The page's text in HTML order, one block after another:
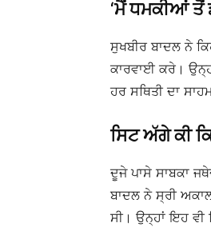
‘ਮੈਂ ਧਮਕੀਆਂ ਤੋਂ
ਸੁਖਬੀਰ ਬਾਦਲ ਨੇ
ਕਾਰਵਾਈ ਕਰੇ।
ਹਰ ਸਥਿਤੀ ਦਾ
ਸਿਟ ਅੱਗੇ ਕੀ
ਦੂਜੇ ਪਾਸੇ ਸਾਬਕਾ
ਬਾਦਲ ਨੇ ਸ੍ਰੀ
ਸੀ। ਉਨ੍ਹਾਂ ਇਹ